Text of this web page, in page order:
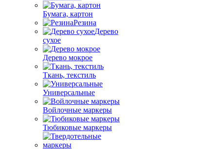
Бумага, картон
Резина
Дерево
сухое
Дерево мокрое
Ткань, текстиль
Универсальные
Войлочные маркеры
Тюбиковые маркеры